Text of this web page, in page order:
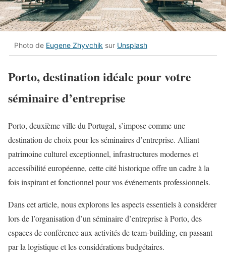
Photo de Eugene Zhyvchik sur Unsplash
Porto, destination idéale pour votre
séminaire d’entreprise
Porto, deuxième ville du Portugal, s’impose comme une
destination de choix pour les séminaires d’entreprise. Alliant
patrimoine culturel exceptionnel, infrastructures modernes et
accessibilité européenne, cette cité historique offre un cadre à la
fois inspirant et fonctionnel pour vos événements professionnels.
Dans cet article, nous explorons les aspects essentiels à considérer
lors de l’organisation d’un séminaire d’entreprise à Porto, des
espaces de conférence aux activités de team-building, en passant
par la logistique et les considérations budgétaires.